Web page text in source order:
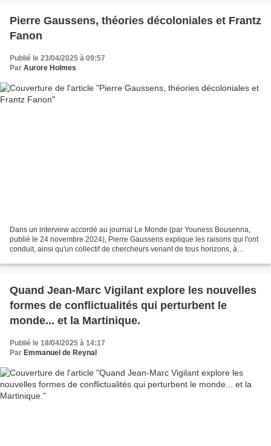
Pierre Gaussens, théories décoloniales et Frantz
Fanon
Publié le 23/04/2025 à 09:57
Par Aurore Holmes
Dans un interview accordé au journal Le Monde (par Youness Bousenna,
publié le 24 novembre 2024), Pierre Gaussens explique les raisons qui l'ont
conduit, ainsi qu'un collectif de chercheurs venant de tous horizons, à
Quand Jean-Marc Vigilant explore les nouvelles
formes de conflictualités qui perturbent le
monde... et la Martinique.
Publié le 18/04/2025 à 14:17
Par Emmanuel de Reynal